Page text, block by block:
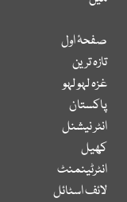
صفحۂ اول
تازہ ترین
غزہ لہو لہو
پاکستان
انٹر نیشنل
کھیل
انٹرٹینمنٹ
لائف اسٹائل